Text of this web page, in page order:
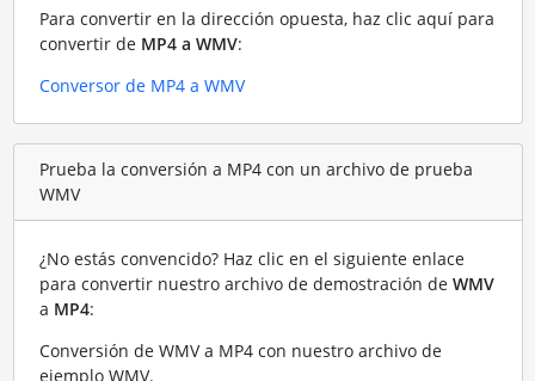
Para convertir en la dirección opuesta, haz clic aquí para
convertir de MP4 a WMV:
Conversor de MP4 a WMV
Prueba la conversión a MP4 con un archivo de prueba
WMV
¿No estás convencido? Haz clic en el siguiente enlace
para convertir nuestro archivo de demostración de WMV
a MP4:
Conversión de WMV a MP4 con nuestro archivo de
ejemplo WMV.